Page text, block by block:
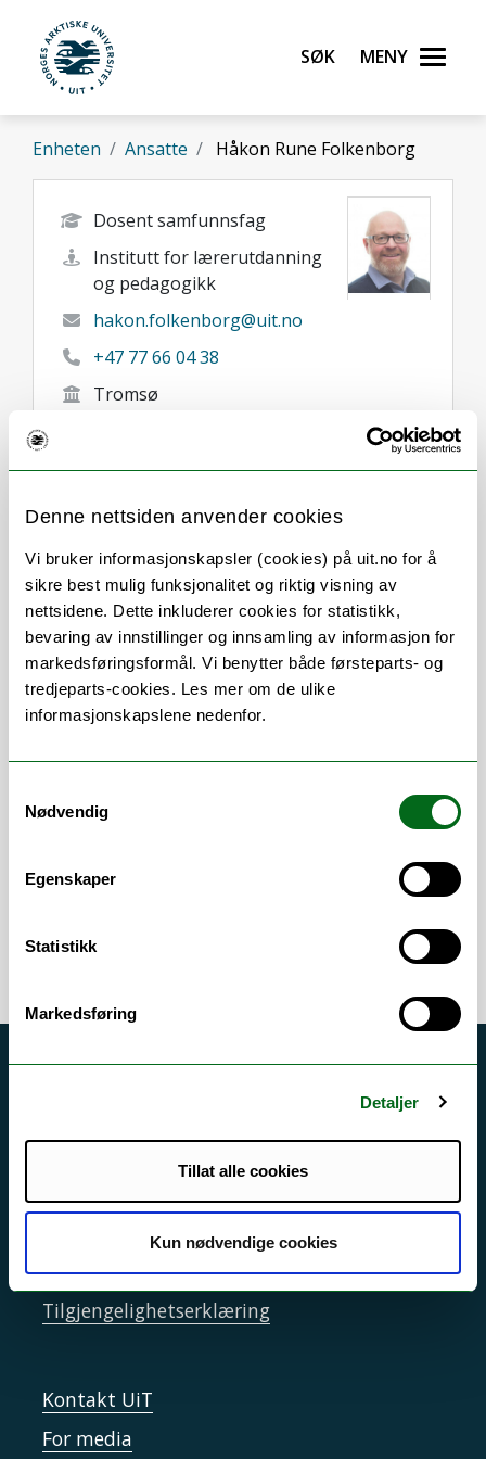
Denne nettsiden anvender cookies
Vi bruker informasjonskapsler (cookies) på uit.no for å
sikre best mulig funksjonalitet og riktig visning av
nettsidene. Dette inkluderer cookies for statistikk,
bevaring av innstillinger og innsamling av informasjon for
markedsføringsformål. Vi benytter både førsteparts- og
tredjeparts-cookies. Les mer om de ulike
informasjonskapslene nedenfor.
Nødvendig
Egenskaper
Statistikk
Markedsføring
Detaljer
Tillat alle cookies
Kun nødvendige cookies
Gå til hovedinnhold
UiT Norges arktiske universitet
Søk Meny
Enheten Ansatte Håkon Rune Folkenborg
Dosent samfunnsfag
Institutt for lærerutdanning
og pedagogikk
hakon.folkenborg@uit.no
+47 77 66 04 38
Tromsø
Om
Forskning og undervisning
Publikasjoner
Stillingsbeskrivelse
lærerutdanningen. Faglige interessefelt er
historiebruk, historiedidaktikk,
kultur i skolen.
Sikkerhet, beredskap og personvern
Informasjonskapsler
Tilgjengelighetserklæring
Kontakt UiT
For media